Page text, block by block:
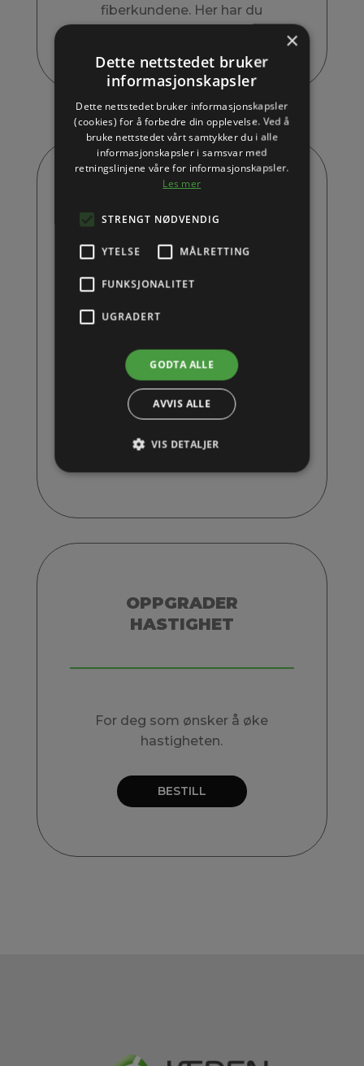
fiberkundene. Her har du
Kr 729,- per måned
BESTILL
For deg som vil ha alt og litt
OPPGRADER
HASTIGHET
For deg som ønsker å øke
hastigheten.
BESTILL
×
Dette nettstedet bruker
informasjonskapsler
Dette nettstedet bruker informasjonskapsler
(cookies) for å forbedre din opplevelse. Ved å
bruke nettstedet vårt samtykker du i alle
informasjonskapsler i samsvar med
retningslinjene våre for informasjonskapsler.
Les mer
STRENGT NØDVENDIG
YTELSE MÅLRETTING
FUNKSJONALITET
UGRADERT
GODTA ALLE
AVVIS ALLE
VIS DETALJER